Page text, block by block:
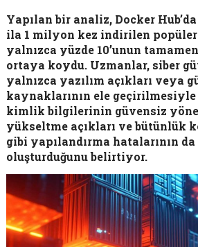
Yapılan bir analiz, Docker
ila 1 milyon kez indirilen
yalnızca yüzde 10’unun
ortaya koydu. Uzmanlar, siber
yalnızca yazılım açıkları veya
kaynaklarının ele geçirilmesiyle
kimlik bilgilerinin güvensiz
yükseltme açıkları ve bütünlük
gibi yapılandırma hatalarının
oluşturduğunu belirtiyor.